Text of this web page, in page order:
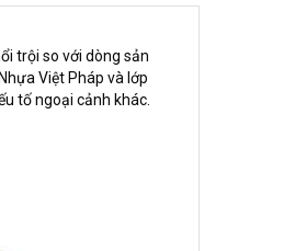
trội so với dòng sản
Việt Pháp và lớp
tố ngoại cảnh khác.